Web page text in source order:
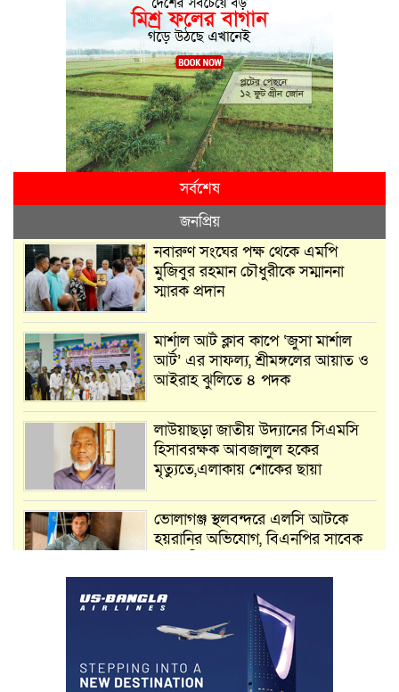
সর্বশেষ
জনপ্রিয়
নবারুণ সংঘের পক্ষ থেকে এমপি
মুজিবুর রহমান চৌধুরীকে সম্মাননা
স্মারক প্রদান
মার্শাল আর্ট ক্লাব কাপে ‘জুসা মার্শাল
আর্ট’ এর সাফল্য, শ্রীমঙ্গলের আয়াত ও
আইরাহ ঝুলিতে ৪ পদক
লাউয়াছড়া জাতীয় উদ্যানের সিএমসি
হিসাবরক্ষক আবজালুল হকের
মৃত্যুতে,এলাকায় শোকের ছায়া
ভোলাগঞ্জ স্থলবন্দরে এলসি আটকে
হয়রানির অভিযোগ, বিএনপির সাবেক
কমলগঞ্জে ডোবা থেকে অজ্ঞাত ব্যক্তির
গলিত মরদেহ উদ্ধার